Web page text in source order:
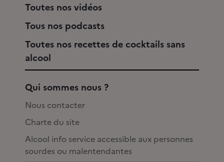
Toutes nos vidéos
Tous nos podcasts
Toutes nos recettes de cocktails sans
alcool
Qui sommes nous ?
Nous contacter
Charte du site
Alcool info service accessible aux personnes
sourdes ou malentendantes